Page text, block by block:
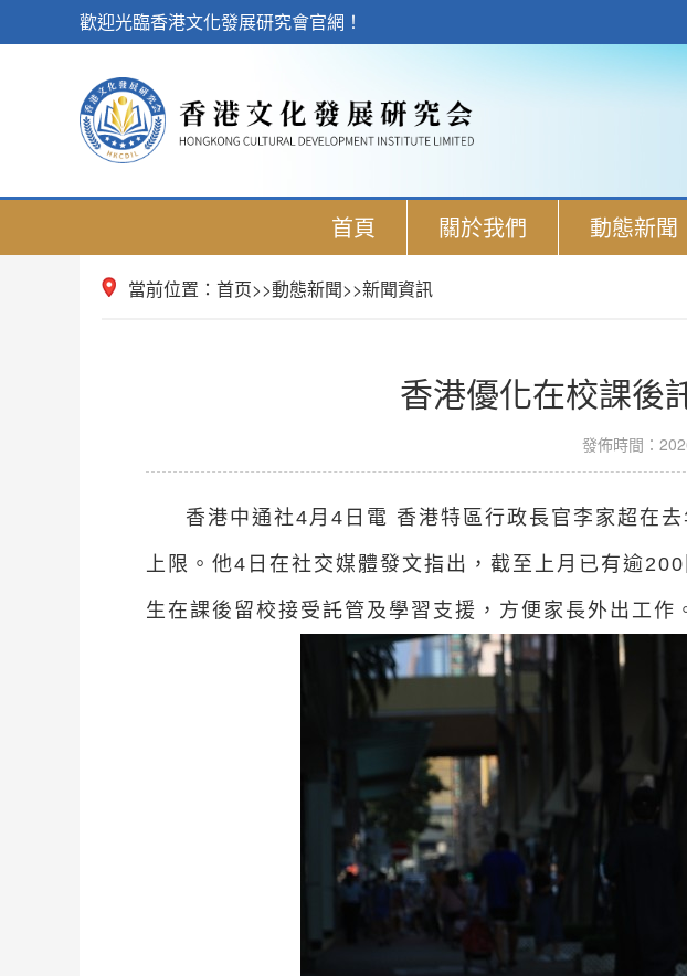
歡迎光臨香港文化發展研究會官網！
首頁 關於我們 動態新聞
當前位置： 首页>>動態新聞>>新聞資訊
香港優化在校課
發佈時間：
香港中通社4月4日電 香港特區行政長官李家超在
上限。他4日在社交媒體發文指出，截至上月已有逾
生在課後留校接受託管及學習支援，方便家長外出工作